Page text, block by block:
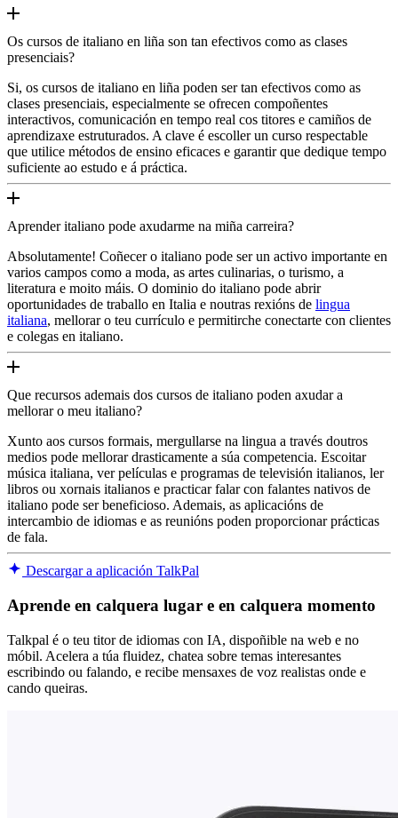
Os cursos de italiano en liña son tan efectivos como as clases
presenciais?
Si, os cursos de italiano en liña poden ser tan efectivos como as
clases presenciais, especialmente se ofrecen compoñentes
interactivos, comunicación en tempo real cos titores e camiños de
aprendizaxe estruturados. A clave é escoller un curso respectable
que utilice métodos de ensino eficaces e garantir que dedique tempo
suficiente ao estudo e á práctica.
Aprender italiano pode axudarme na miña carreira?
Absolutamente! Coñecer o italiano pode ser un activo importante en
varios campos como a moda, as artes culinarias, o turismo, a
literatura e moito máis. O dominio do italiano pode abrir
oportunidades de traballo en Italia e noutras rexións de lingua
italiana, mellorar o teu currículo e permitirche conectarte con clientes
e colegas en italiano.
Que recursos ademais dos cursos de italiano poden axudar a
mellorar o meu italiano?
Xunto aos cursos formais, mergullarse na lingua a través doutros
medios pode mellorar drasticamente a súa competencia. Escoitar
música italiana, ver películas e programas de televisión italianos, ler
libros ou xornais italianos e practicar falar con falantes nativos de
italiano pode ser beneficioso. Ademais, as aplicacións de
intercambio de idiomas e as reunións poden proporcionar prácticas
de fala.
Descargar a aplicación TalkPal
Aprende en calquera lugar e en calquera momento
Talkpal é o teu titor de idiomas con IA, dispoñible na web e no
móbil. Acelera a túa fluidez, chatea sobre temas interesantes
escribindo ou falando, e recibe mensaxes de voz realistas onde e
cando queiras.